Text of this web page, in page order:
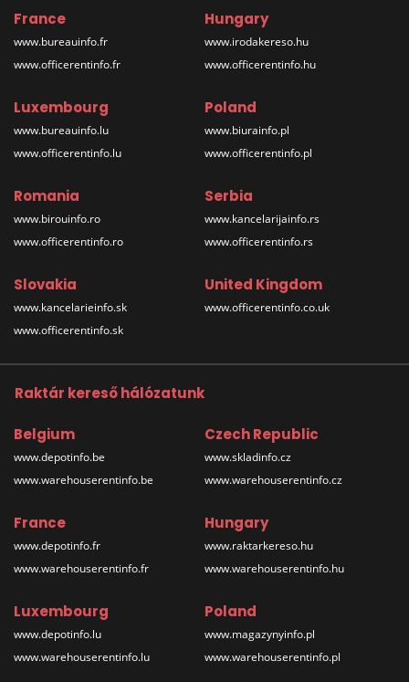
France
www.bureauinfo.fr
www.officerentinfo.fr
Hungary
www.irodakereso.hu
www.officerentinfo.hu
Luxembourg
www.bureauinfo.lu
www.officerentinfo.lu
Poland
www.biurainfo.pl
www.officerentinfo.pl
Romania
www.birouinfo.ro
www.officerentinfo.ro
Serbia
www.kancelarijainfo.rs
www.officerentinfo.rs
Slovakia
www.kancelarieinfo.sk
www.officerentinfo.sk
United Kingdom
www.officerentinfo.co.uk
Raktár kereső hálózatunk
Belgium
www.depotinfo.be
www.warehouserentinfo.be
Czech Republic
www.skladinfo.cz
www.warehouserentinfo.cz
France
www.depotinfo.fr
www.warehouserentinfo.fr
Hungary
www.raktarkereso.hu
www.warehouserentinfo.hu
Luxembourg
www.depotinfo.lu
www.warehouserentinfo.lu
Poland
www.magazynyinfo.pl
www.warehouserentinfo.pl